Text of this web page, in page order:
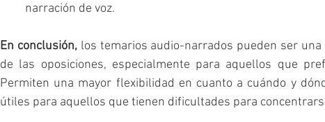
narración de voz.
En conclusión, los temarios audio-narrados pueden ser
de las oposiciones, especialmente para aquellos que
Permiten una mayor flexibilidad en cuanto a cuándo y
útiles para aquellos que tienen dificultades para